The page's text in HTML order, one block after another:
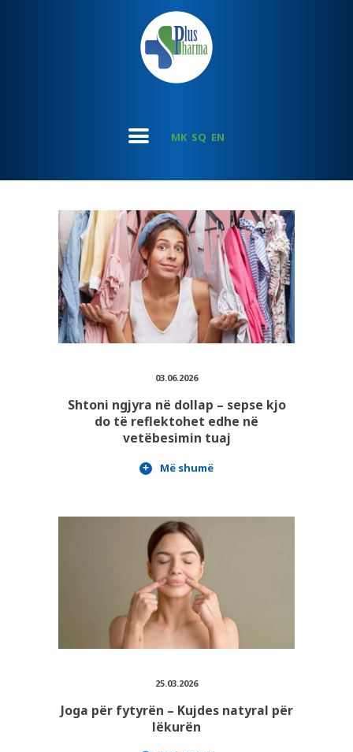
MK SQ EN
03.06.2026
Shtoni ngjyra në dollap – sepse kjo
do të reflektohet edhe në
vetëbesimin tuaj
Më shumë
25.03.2026
Joga për fytyrën – Kujdes natyral për
lëkurën